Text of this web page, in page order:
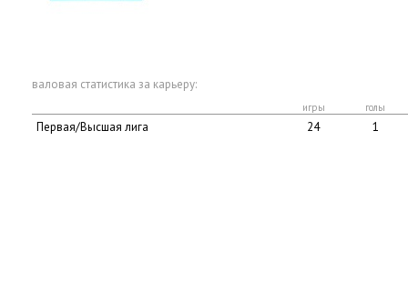
валовая статистика за карьеру:
игры голы
Первая/Высшая лига 24 1